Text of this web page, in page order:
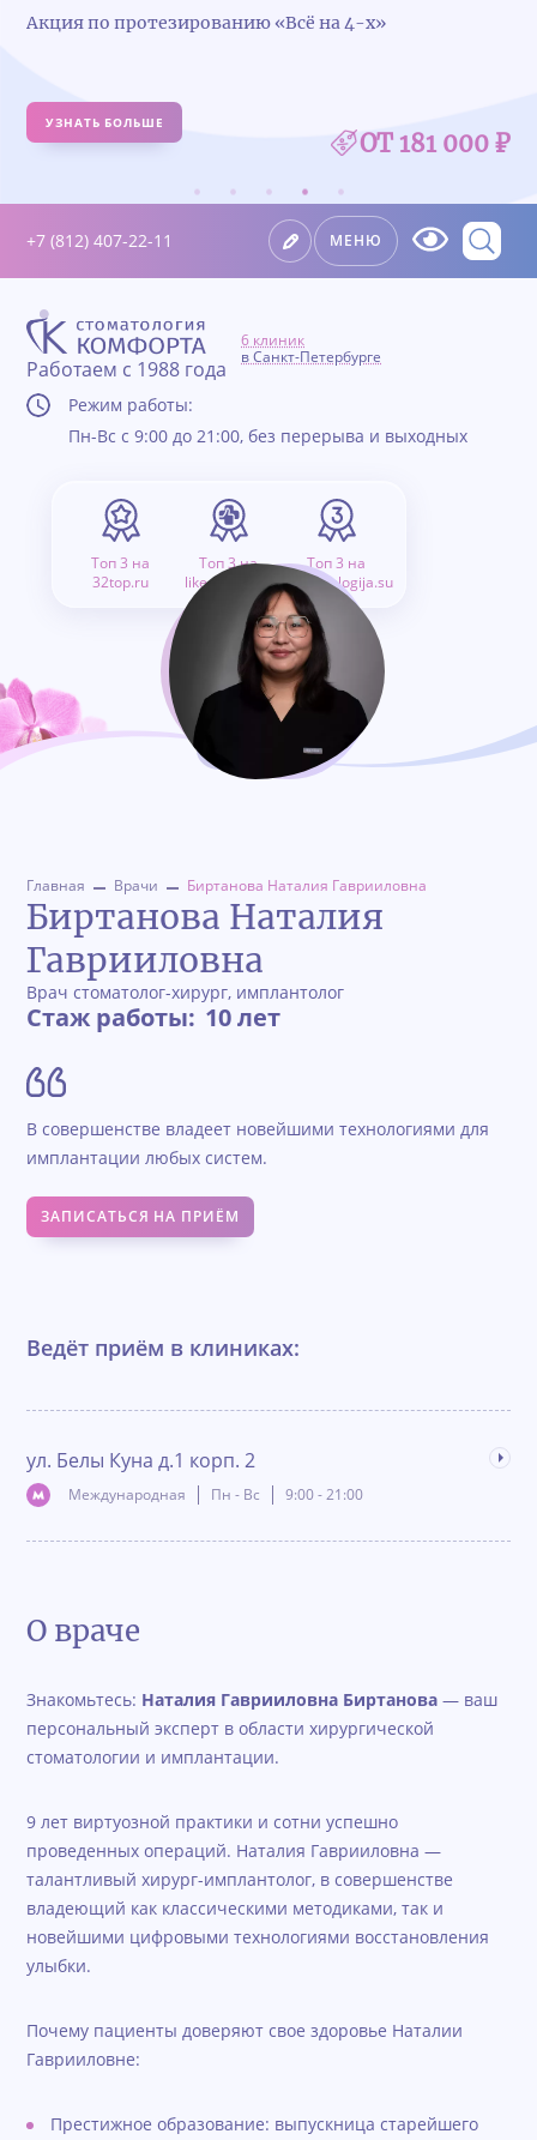
Акция по протезированию «Всё на 4-х»
УЗНАТЬ БОЛЬШЕ
ОТ 181 000 ₽
+7 (812) 407-22-11 МЕНЮ
Работаем с 1988 года
6 клиник
в Санкт-Петербурге
Режим работы:
Пн-Вс с 9:00 до 21:00, без перерыва и выходных
Топ 3 на
32top.ru
Топ 3 на
like.doctor.ru
Топ 3 на
stomatologija.su
Главная Врачи Биртанова Наталия Гаврииловна
Биртанова Наталия
Гаврииловна
Врач стоматолог-хирург, имплантолог
Стаж работы: 10 лет
В совершенстве владеет новейшими технологиями для
имплантации любых систем.
ЗАПИСАТЬСЯ НА ПРИЁМ
Ведёт приём в клиниках:
ул. Белы Куна д.1 корп. 2
Международная Пн - Вс 9:00 - 21:00
О враче
Знакомьтесь: Наталия Гаврииловна Биртанова — ваш
персональный эксперт в области хирургической
стоматологии и имплантации.
9 лет виртуозной практики и сотни успешно
проведенных операций. Наталия Гаврииловна —
талантливый хирург-имплантолог, в совершенстве
владеющий как классическими методиками, так и
новейшими цифровыми технологиями восстановления
улыбки.
Почему пациенты доверяют свое здоровье Наталии
Гаврииловне:
Престижное образование: выпускница старейшего